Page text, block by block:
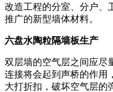
改造工程的分室、分户、
推广的新型墙体材料。
六盘水陶粒隔墙板生产
双层墙的空气层之间应尽
连接将会起到声桥的作用
大打折扣，破坏空气层的